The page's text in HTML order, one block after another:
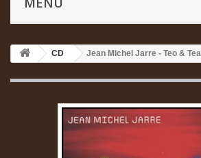
CD Jean Michel Jarre - Teo & Tea